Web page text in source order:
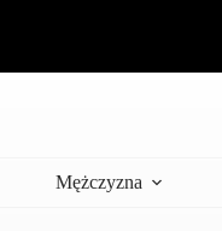
Mężczyzna